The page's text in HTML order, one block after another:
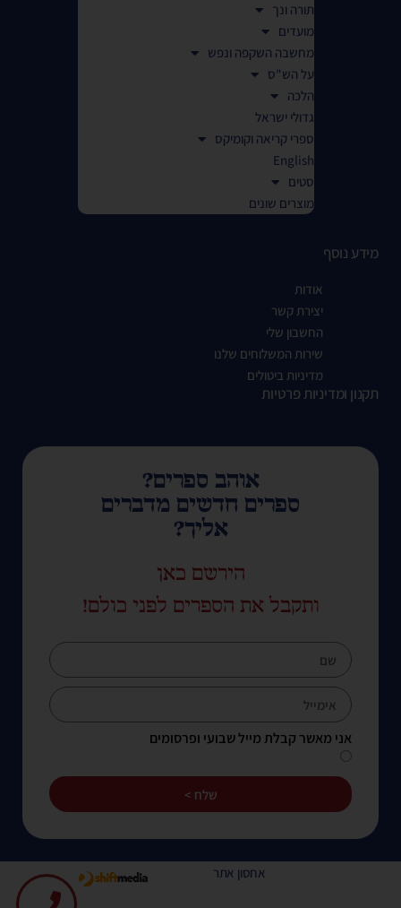
תורה ונך
מועדים
מחשבה השקפה ונפש
על הש"ס
הלכה
גדולי ישראל
ספרי קריאה וקומיקס
English
סטים
מוצרים שונים
מידע נוסף
אודות
יצירת קשר
החשבון שלי
שירות המשלוחים שלנו
מדיניות ביטולים
תקנון ומדיניות פרטיות
אוהב ספרים?
ספרים חדשים מדברים
אליך?
הירשם כאן
ותקבל את הספרים לפני כולם!
אני מאשר קבלת מייל שבועי ופרסומים
שלח >
אחסון אתר